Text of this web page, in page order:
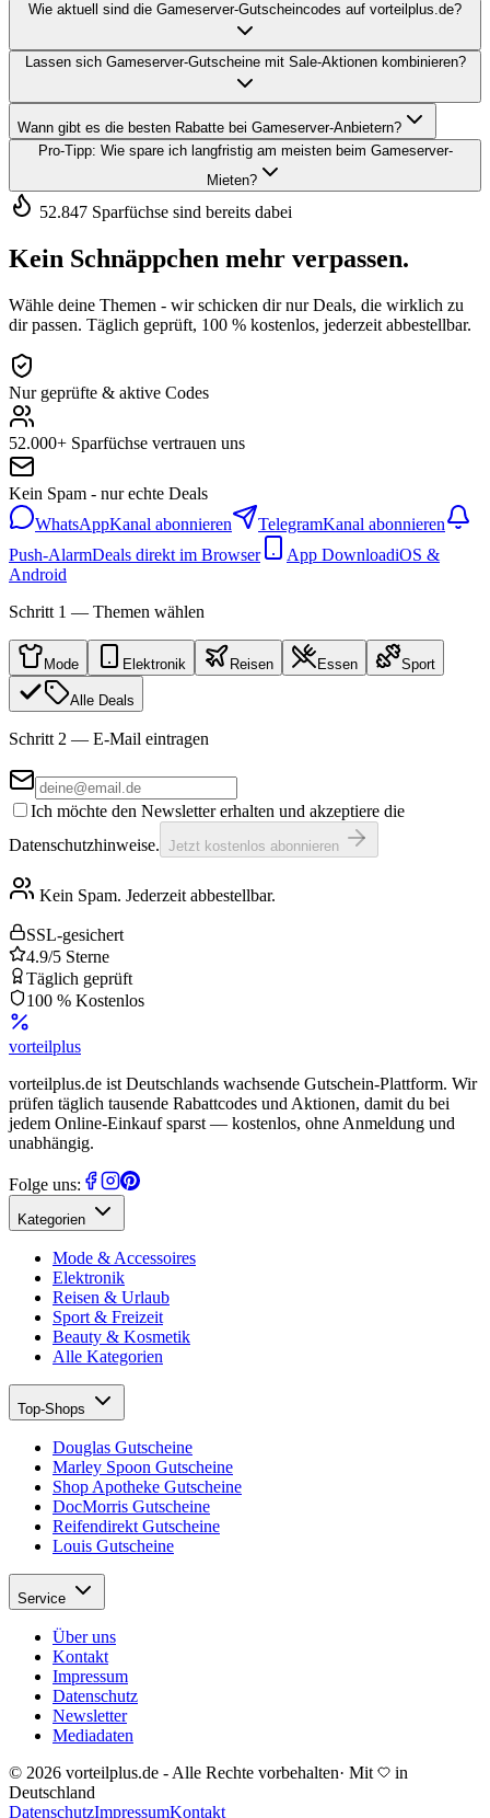
Wie aktuell sind die Gameserver-Gutscheincodes auf vorteilplus.de?
Lassen sich Gameserver-Gutscheine mit Sale-Aktionen kombinieren?
Wann gibt es die besten Rabatte bei Gameserver-Anbietern?
Pro-Tipp: Wie spare ich langfristig am meisten beim Gameserver-
Mieten?
52.847 Sparfüchse sind bereits dabei
Kein Schnäppchen mehr verpassen.
Wähle deine Themen - wir schicken dir nur Deals, die wirklich zu
dir passen. Täglich geprüft, 100 % kostenlos, jederzeit abbestellbar.
Nur geprüfte & aktive Codes
52.000+ Sparfüchse vertrauen uns
Kein Spam - nur echte Deals
WhatsAppKanal abonnieren TelegramKanal abonnieren
Push-AlarmDeals direkt im Browser App DownloadiOS &
Android
Schritt 1 — Themen wählen
Mode Elektronik Reisen Essen Sport
Alle Deals
Schritt 2 — E-Mail eintragen
Ich möchte den Newsletter erhalten und akzeptiere die
Datenschutzhinweise. Jetzt kostenlos abonnieren
Kein Spam. Jederzeit abbestellbar.
SSL-gesichert
4.9/5 Sterne
Täglich geprüft
100 % Kostenlos
vorteilplus
vorteilplus.de ist Deutschlands wachsende Gutschein-Plattform. Wir
prüfen täglich tausende Rabattcodes und Aktionen, damit du bei
jedem Online-Einkauf sparst — kostenlos, ohne Anmeldung und
unabhängig.
Folge uns:
Kategorien
Mode & Accessoires
Elektronik
Reisen & Urlaub
Sport & Freizeit
Beauty & Kosmetik
Alle Kategorien
Top-Shops
Douglas Gutscheine
Marley Spoon Gutscheine
Shop Apotheke Gutscheine
DocMorris Gutscheine
Reifendirekt Gutscheine
Louis Gutscheine
Service
Über uns
Kontakt
Impressum
Datenschutz
Newsletter
Mediadaten
© 2026 vorteilplus.de - Alle Rechte vorbehalten· Mit
in
Deutschland
DatenschutzImpressumKontakt